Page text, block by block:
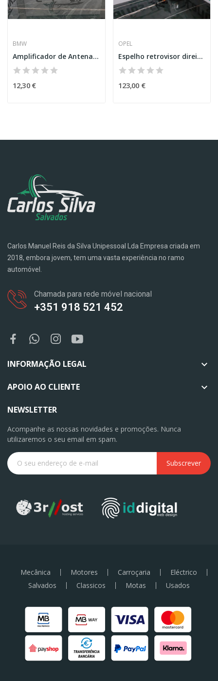
BMW
Amplificador de Antena – BMW 1 (F20)
12,30 €
OPEL
Espelho retrovisor direito - Opel Combo
123,00 €
Carlos Manuel Reis da Silva Unipessoal Lda Empresa criada em
2018, embora jovem, tem uma vasta experiência no ramo
automóvel.
Chamada para rede móvel nacional
+351 918 521 452
INFORMAÇÃO LEGAL 
APOIO AO CLIENTE 
NEWSLETTER
Acompanhe as nossas novidades e promoções. Nunca
utilizaremos o seu email em spam.
Subscrever
Mecânica Motores Carroçaria
Eléctrico
Salvados
Classicos Motas Usados